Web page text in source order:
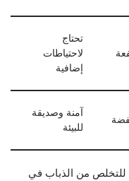
تحتاج
لاحتياطات
إضافية
آمنة وصديقة
للبيئة